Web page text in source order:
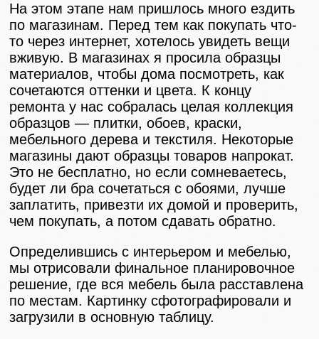
На этом этапе нам пришлось много ездить
по магазинам. Перед тем как покупать что-
то через интернет, хотелось увидеть вещи
вживую. В магазинах я просила образцы
материалов, чтобы дома посмотреть, как
сочетаются оттенки и цвета. К концу
ремонта у нас собралась целая коллекция
образцов — плитки, обоев, краски,
мебельного дерева и текстиля. Некоторые
магазины дают образцы товаров напрокат.
Это не бесплатно, но если сомневаетесь,
будет ли бра сочетаться с обоями, лучше
заплатить, привезти их домой и проверить,
чем покупать, а потом сдавать обратно.
Определившись с интерьером и мебелью,
мы отрисовали финальное планировочное
решение, где вся мебель была расставлена
по местам. Картинку сфотографировали и
загрузили в основную таблицу.